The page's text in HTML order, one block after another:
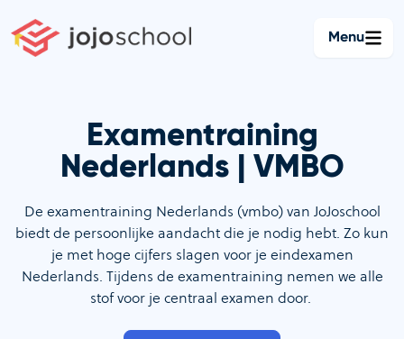
naar
Menu
Examentraining
Nederlands | VMBO
De examentraining Nederlands (vmbo) van JoJoschool
biedt de persoonlijke aandacht die je nodig hebt. Zo kun
je met hoge cijfers slagen voor je eindexamen
Nederlands. Tijdens de examentraining nemen we alle
stof voor je centraal examen door.